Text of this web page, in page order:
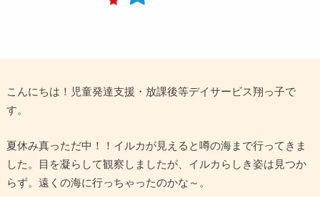
こんにちは！児童発達支援・放課後等デイサービス翔っ子で
す。
夏休み真っただ中！！イルカが見えると噂の海まで行ってきま
した。目を凝らして観察しましたが、イルカらしき姿は見つか
らず。遠くの海に行っちゃったのかな～。